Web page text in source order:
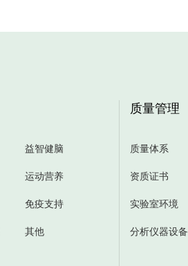
益智健脑
运动营养
免疫支持
其他
质量管理
质量体系
资质证书
实验室环境
分析仪器设备